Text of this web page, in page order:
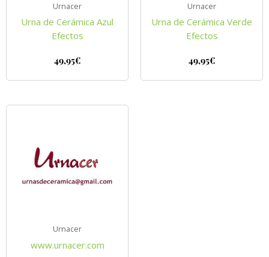
Urnacer
Urna de Cerámica Azul
Efectos
49,95€
Urnacer
Urna de Cerámica Verde
Efectos
49,95€
Urnacer
www.urnacer.com